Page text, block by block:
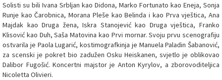
Solisti su bili Ivana Srbljan kao Didona, Marko Fortunato kao Eneja, Sonja
Runje kao Čarobnica, Morana Pleše kao Belinda i kao Prva vještica, Ana
Majdak kao Druga žena, Iskra Stanojević kao Druga vještica, Franko
Klisović kao Duh, Saša Matovina kao Prvi mornar. Svoju prvu scenografiju
ostvarila je Paola Lugarić, kostimografkinja je Manuela Paladin Šabanović,
za scenski je pokret bio zadužen Osku Heiskanen, svjetlo je oblikovao
Dalibor Fugošić. Koncertni majstor je Anton Kyrylov, a zborovoditeljica
Nicoletta Olivieri.